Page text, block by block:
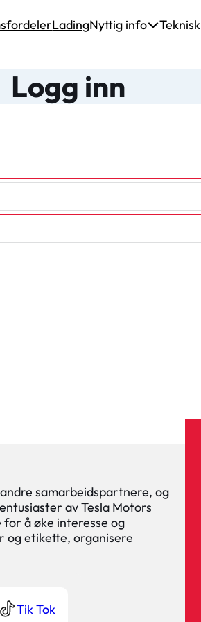
LadingNyttig info Teknisk
Logg inn
samarbeidspartnere, og
av Tesla Motors
å øke interesse og
og etikette, organisere
Tik Tok